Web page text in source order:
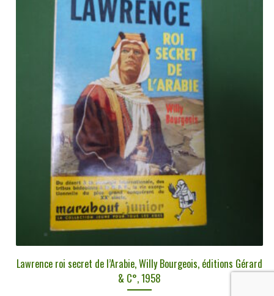
Lawrence roi secret de l’Arabie, Willy Bourgeois, éditions Gérard
& C°, 1958